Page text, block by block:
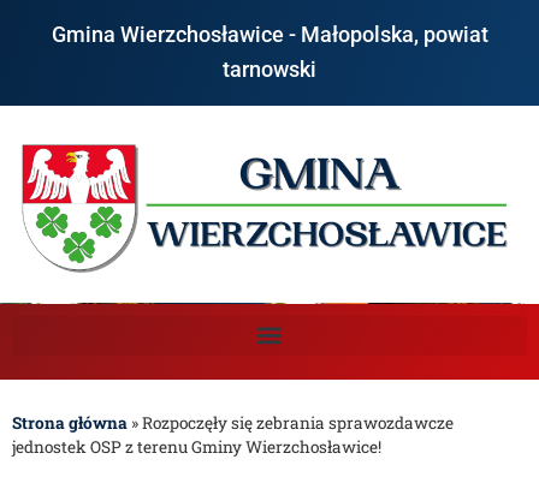
Gmina Wierzchosławice - Małopolska, powiat
tarnowski
Strona główna »Rozpoczęły się zebrania sprawozdawcze
jednostek OSP z terenu Gminy Wierzchosławice!